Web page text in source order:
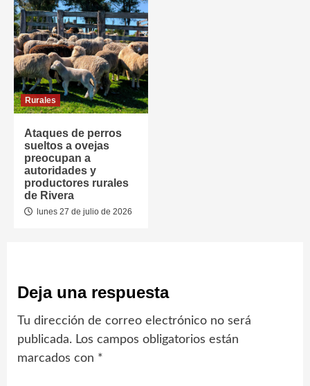
Rurales
Ataques de perros
sueltos a ovejas
preocupan a
autoridades y
productores rurales
de Rivera
lunes 27 de julio de 2026
Deja una respuesta
Tu dirección de correo electrónico no será
publicada. Los campos obligatorios están
marcados con *